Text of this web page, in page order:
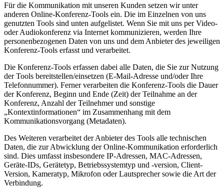
Für die Kommunikation mit unseren Kunden setzen wir unter
anderen Online-Konferenz-Tools ein. Die im Einzelnen von uns
genutzten Tools sind unten aufgelistet. Wenn Sie mit uns per Video-
oder Audiokonferenz via Internet kommunizieren, werden Ihre
personenbezogenen Daten von uns und dem Anbieter des jeweiligen
Konferenz-Tools erfasst und verarbeitet.
Die Konferenz-Tools erfassen dabei alle Daten, die Sie zur Nutzung
der Tools bereitstellen/einsetzen (E-Mail-Adresse und/oder Ihre
Telefonnummer). Ferner verarbeiten die Konferenz-Tools die Dauer
der Konferenz, Beginn und Ende (Zeit) der Teilnahme an der
Konferenz, Anzahl der Teilnehmer und sonstige
„Kontextinformationen“ im Zusammenhang mit dem
Kommunikationsvorgang (Metadaten).
Des Weiteren verarbeitet der Anbieter des Tools alle technischen
Daten, die zur Abwicklung der Online-Kommunikation erforderlich
sind. Dies umfasst insbesondere IP-Adressen, MAC-Adressen,
Geräte-IDs, Gerätetyp, Betriebssystemtyp und -version, Client-
Version, Kameratyp, Mikrofon oder Lautsprecher sowie die Art der
Verbindung.